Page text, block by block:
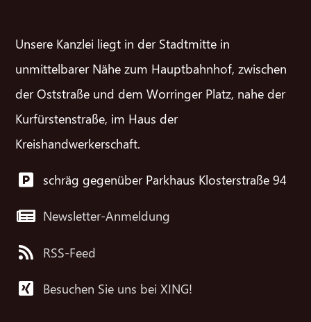
Unsere Kanzlei liegt in der Stadtmitte in
unmittelbarer Nähe zum Hauptbahnhof, zwischen
der Oststraße und dem Worringer Platz, nahe der
Kurfürstenstraße, im Haus der
Kreishandwerkerschaft.
schräg gegenüber Parkhaus Klosterstraße 94
Newsletter-Anmeldung
RSS-Feed
Besuchen Sie uns bei XING!